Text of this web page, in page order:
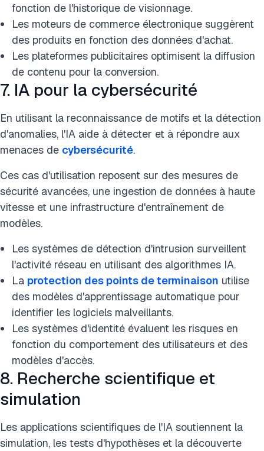
fonction de l'historique de visionnage.
Les moteurs de commerce électronique suggèrent
des produits en fonction des données d'achat.
Les plateformes publicitaires optimisent la diffusion
de contenu pour la conversion.
7. IA pour la cybersécurité
En utilisant la reconnaissance de motifs et la détection
d'anomalies, l'IA aide à détecter et à répondre aux
menaces de cybersécurité.
Ces cas d'utilisation reposent sur des mesures de
sécurité avancées, une ingestion de données à haute
vitesse et une infrastructure d'entraînement de
modèles.
Les systèmes de détection d'intrusion surveillent
l'activité réseau en utilisant des algorithmes IA.
La protection des points de terminaison utilise
des modèles d'apprentissage automatique pour
identifier les logiciels malveillants.
Les systèmes d'identité évaluent les risques en
fonction du comportement des utilisateurs et des
modèles d'accès.
8. Recherche scientifique et
simulation
Les applications scientifiques de l'IA soutiennent la
simulation, les tests d'hypothèses et la découverte